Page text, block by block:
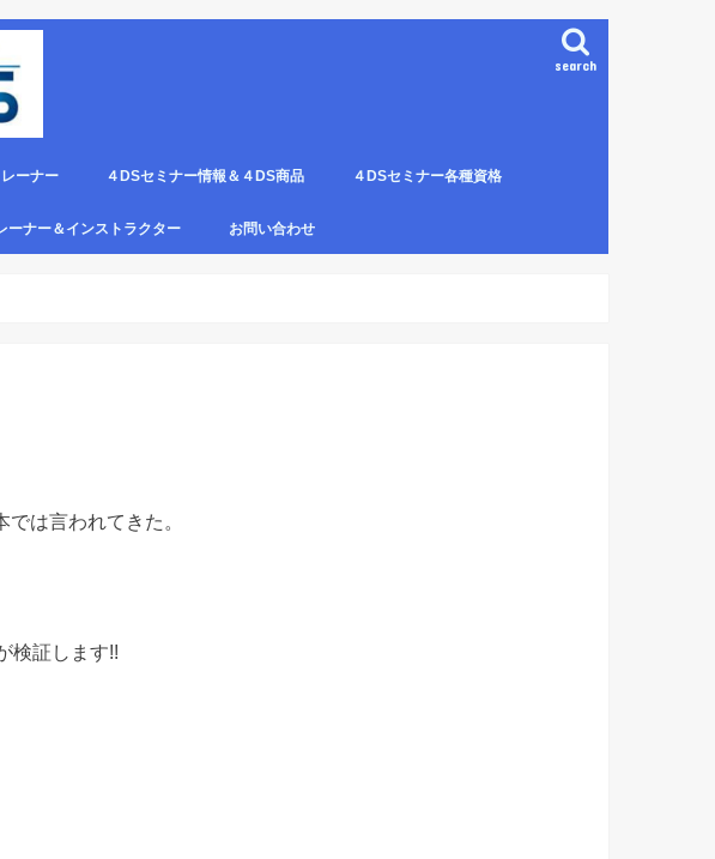
search
画
法は？
ーナー ４DSセミナー情報＆４DS商品
4ds商品
４DSのテンプレート（S字カーブ定
４ＤＳの各部門の説明
4DS セミナー受講料について
セミナー受講のルールとキャンセルに
４DSセミナー各種資格
ーナー＆インストラクター お問い合わせ
は言われてきた。
検証します!!